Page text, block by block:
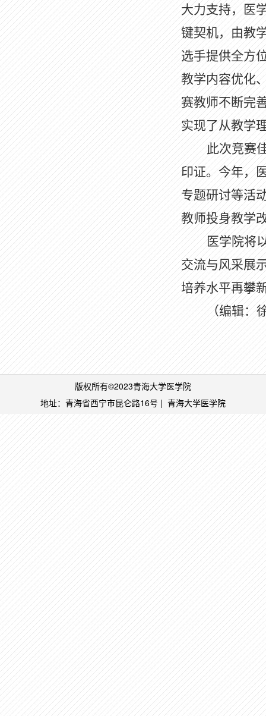
大力支持，医
键契机，由教
选手提供全方
教学内容优化
赛教师不断完
实现了从教学
此次竞赛
印证。今年，
专题研讨等活
教师投身教学
医学院将
交流与风采展
培养水平再攀
（编辑：
版权所有©2023青海大学医学院
地址：青海省西宁市昆仑路16号 | 青海大学医学院